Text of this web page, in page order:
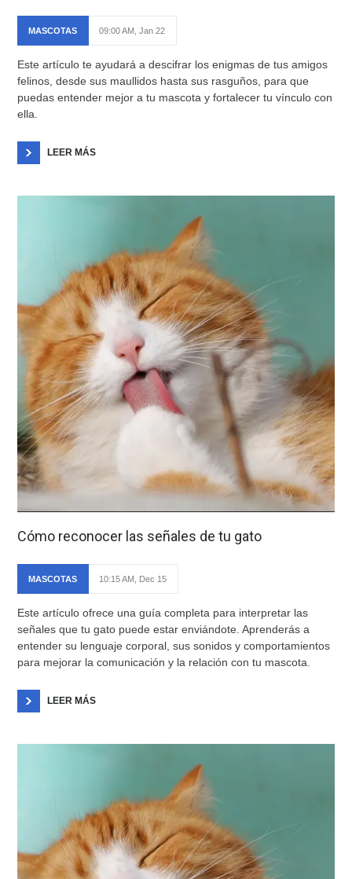
MASCOTAS 09:00 AM, Jan 22
Este artículo te ayudará a descifrar los enigmas de tus amigos
felinos, desde sus maullidos hasta sus rasguños, para que
puedas entender mejor a tu mascota y fortalecer tu vínculo con
ella.
LEER MÁS
Cómo reconocer las señales de tu gato
MASCOTAS 10:15 AM, Dec 15
Este artículo ofrece una guía completa para interpretar las
señales que tu gato puede estar enviándote. Aprenderás a
entender su lenguaje corporal, sus sonidos y comportamientos
para mejorar la comunicación y la relación con tu mascota.
LEER MÁS